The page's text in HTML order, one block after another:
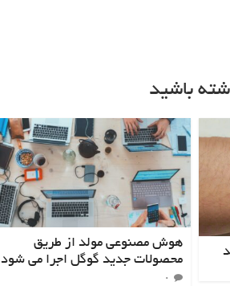
باشید
هوش مصنوعی مولد از طریق
محصولات جدید گوگل اجرا می شود
۰